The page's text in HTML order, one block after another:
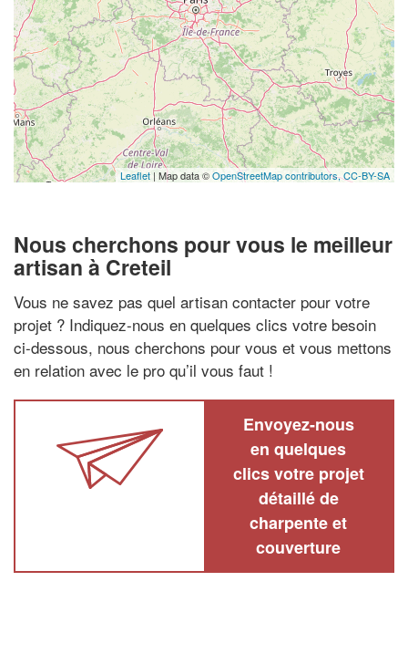
Leaflet | Map data ©OpenStreetMap contributors,CC-BY-SA
Nous cherchons pour vous le meilleur
artisan à Creteil
Vous ne savez pas quel artisan contacter pour votre
projet ? Indiquez-nous en quelques clics votre besoin
ci-dessous, nous cherchons pour vous et vous mettons
en relation avec le pro qu’il vous faut !
Envoyez-nous
en quelques
clics votre projet
détaillé de
charpente et
couverture